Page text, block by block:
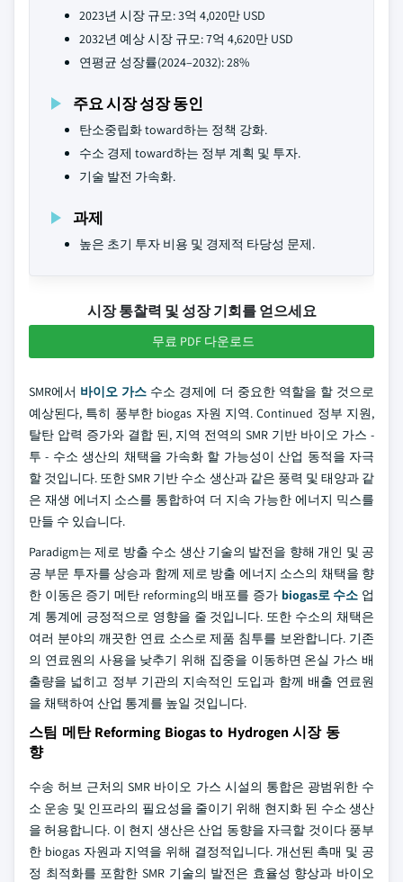
2023년 시장 규모: 3억 4,020만 USD
2032년 예상 시장 규모: 7억 4,620만 USD
연평균 성장률(2024–2032): 28%
주요 시장 성장 동인
탄소중립화 toward하는 정책 강화.
수소 경제 toward하는 정부 계획 및 투자.
기술 발전 가속화.
과제
높은 초기 투자 비용 및 경제적 타당성 문제.
시장 통찰력 및 성장 기회를 얻으세요
무료 PDF 다운로드
SMR에서 바이오 가스 수소 경제에 더 중요한 역할을 할 것으로
예상된다, 특히 풍부한 biogas 자원 지역. Continued 정부 지원,
탈탄 압력 증가와 결합 된, 지역 전역의 SMR 기반 바이오 가스 -
투 - 수소 생산의 채택을 가속화 할 가능성이 산업 동적을 자극
할 것입니다. 또한 SMR 기반 수소 생산과 같은 풍력 및 태양과 같
은 재생 에너지 소스를 통합하여 더 지속 가능한 에너지 믹스를
만들 수 있습니다.
Paradigm는 제로 방출 수소 생산 기술의 발전을 향해 개인 및 공
공 부문 투자를 상승과 함께 제로 방출 에너지 소스의 채택을 향
한 이동은 증기 메탄 reforming의 배포를 증가 biogas로 수소 업
계 통계에 긍정적으로 영향을 줄 것입니다. 또한 수소의 채택은
여러 분야의 깨끗한 연료 소스로 제품 침투를 보완합니다. 기존
의 연료원의 사용을 낮추기 위해 집중을 이동하면 온실 가스 배
출량을 넓히고 정부 기관의 지속적인 도입과 함께 배출 연료원
을 채택하여 산업 통계를 높일 것입니다.
스팀 메탄 Reforming Biogas to Hydrogen 시장 동
향
수송 허브 근처의 SMR 바이오 가스 시설의 통합은 광범위한 수
소 운송 및 인프라의 필요성을 줄이기 위해 현지화 된 수소 생산
을 허용합니다. 이 현지 생산은 산업 동향을 자극할 것이다 풍부
한 biogas 자원과 지역을 위해 결정적입니다. 개선된 촉매 및 공
정 최적화를 포함한 SMR 기술의 발전은 효율성 향상과 바이오